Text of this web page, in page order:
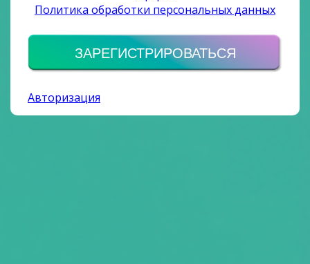
Политика обработки персональных данных
ЗАРЕГИСТРИРОВАТЬСЯ
Авторизация